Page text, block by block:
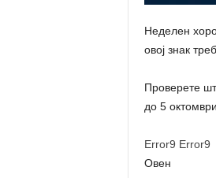
Неделен
овој знак
Проверете
до 5
Error9 Error9
Овен